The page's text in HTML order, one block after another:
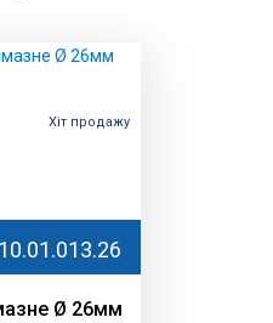
Хіт продажу
Ø 26мм